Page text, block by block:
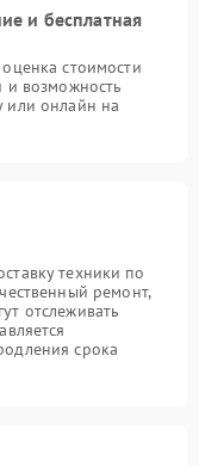
и бесплатная
стоимости
и возможность
или онлайн на
техники по
ремонт,
отслеживать
срока